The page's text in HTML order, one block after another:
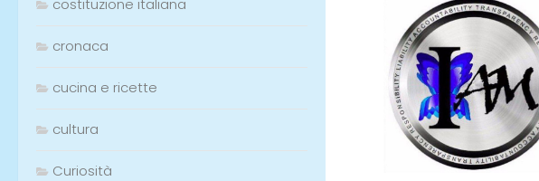
costituzione italiana
cronaca
cucina e ricette
cultura
Curiosità